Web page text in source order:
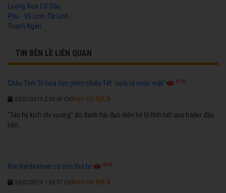
Lương Xưa Cô Dâu
Phụ - Vũ Linh, Tài Linh,
Thanh Ngân
TIN BÊN LỀ LIÊN QUAN
Châu Tinh Trì hứa hẹn phim chiếu Tết 'cười ra nước mắt' 6770
03/01/2019 2:04:06 CH
"Tân hỷ kịch chi vương" do danh hài đạo diễn hé lộ tình tiết qua trailer đầu
tiên.
Xem chi tiết
Kim Kardashian có con thứ tư 6270
03/01/2019 1:03:37 CHXem chi tiết